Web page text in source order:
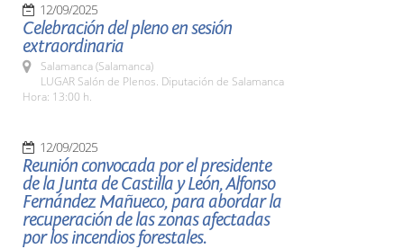
12/09/2025
Celebración del pleno en sesión
extraordinaria
Salamanca (Salamanca)
LUGAR Salón de Plenos. Diputación de Salamanca
Hora: 13:00 h.
12/09/2025
Reunión convocada por el presidente
de la Junta de Castilla y León, Alfonso
Fernández Mañueco, para abordar la
recuperación de las zonas afectadas
por los incendios forestales.